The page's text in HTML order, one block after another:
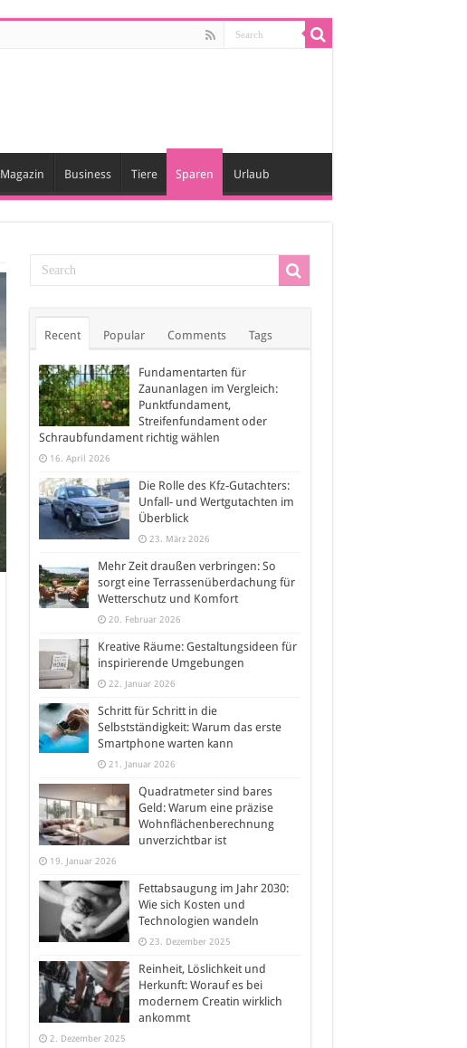
Magazin Business Tiere Sparen Urlaub
Recent Popular Comments Tags
Fundamentarten für
Zaunanlagen im Vergleich:
Punktfundament,
Streifenfundament oder
Schraubfundament richtig wählen
16. April 2026
Die Rolle des Kfz-Gutachters:
Unfall- und Wertgutachten im
Überblick
23. März 2026
Mehr Zeit draußen verbringen: So
sorgt eine Terrassenüberdachung für
Wetterschutz und Komfort
20. Februar 2026
Kreative Räume: Gestaltungsideen für
inspirierende Umgebungen
22. Januar 2026
Schritt für Schritt in die
Selbstständigkeit: Warum das erste
Smartphone warten kann
21. Januar 2026
Quadratmeter sind bares
Geld: Warum eine präzise
Wohnflächenberechnung
unverzichtbar ist
19. Januar 2026
Fettabsaugung im Jahr 2030:
Wie sich Kosten und
Technologien wandeln
23. Dezember 2025
Reinheit, Löslichkeit und
Herkunft: Worauf es bei
modernem Creatin wirklich
ankommt
2. Dezember 2025